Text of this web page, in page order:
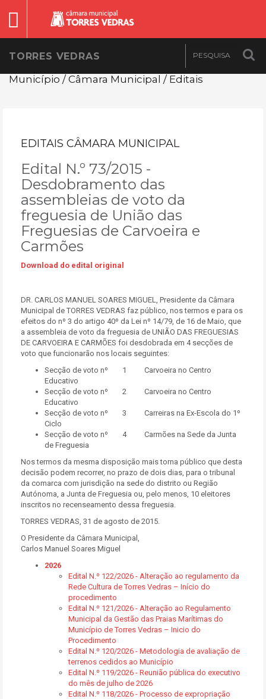
TORRES VEDRAS
Município / Câmara Municipal / Editais
EDITAIS CÂMARA MUNICIPAL
Edital N.º 73/2015 -
Desdobramento das
assembleias de voto da
freguesia de União das
Freguesias de Carvoeira e
Carmões
Download do edital original
DR. CARLOS MANUEL SOARES MIGUEL, Presidente da Câmara
Municipal de TORRES VEDRAS faz público, nos termos e para os
efeitos do nº 3 do artigo 40º da Lei nº 14/79, de 16 de Maio, que
a assembleia de voto da freguesia de UNIÃO DAS FREGUESIAS
DE CARVOEIRA E CARMÕES foi desdobrada em 4 secções de
voto que funcionarão nos locais seguintes:
Secção de voto nº 1 Carvoeira no Centro
Educativo
Secção de voto nº 2 Carvoeira no Centro
Educativo
Secção de voto nº 3 Carreiras na Ex-Escola do 1º
Ciclo
Secção de voto nº 4 Carmões na Sede da Junta
de Freguesia
Nos termos da mesma disposição mais torna público que desta
decisão podem recorrer, no prazo de dois dias, para o tribunal
da comarca com jurisdição na sede do distrito ou Região
Autónoma, a Junta de Freguesia ou, pelo menos, 10 eleitores
inscritos no recenseamento dessa freguesia.
TORRES VEDRAS, 31 de agosto de 2015.
O Presidente da Câmara Municipal,
Carlos Manuel Soares Miguel
2026
Edital N.º 122/2026 - Alteração ao regulamento da
Rede Cultura de Torres Vedras – Início do
procedimento
Edital N.º 121/2026 - Alteração ao Regulamento
Municipal da Gestão das Praias Marítimas do
Município de Torres Vedras – Inicio do
Procedimento
Edital N.º 120/2026 - Metodologia de avaliação de
terrenos cedidos ao Município
Edital N.º 119/2026 - Reunião pública do executivo
do mês de julho de 2026
Edital N.º 118/2026 - Processo de expropriação